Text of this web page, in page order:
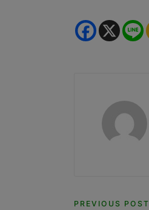
PREVIOUS POST